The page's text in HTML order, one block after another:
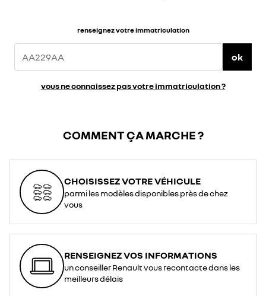
renseignez votre immatriculation
ok
vous ne connaissez pas votre immatriculation ?
COMMENT ÇA MARCHE ?
CHOISISSEZ VOTRE VÉHICULE
parmi les modèles disponibles près de chez
vous
RENSEIGNEZ VOS INFORMATIONS
un conseiller Renault vous recontacte dans les
meilleurs délais